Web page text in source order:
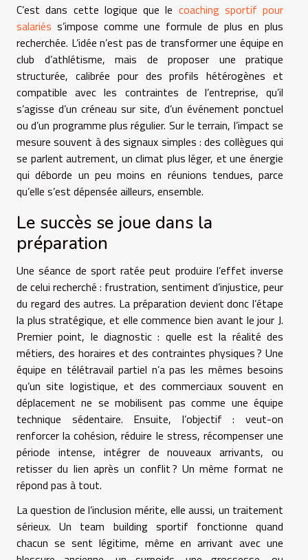
C’est dans cette logique que le coaching sportif pour
salariés s’impose comme une formule de plus en plus
recherchée. L’idée n’est pas de transformer une équipe en
club d’athlétisme, mais de proposer une pratique
structurée, calibrée pour des profils hétérogènes et
compatible avec les contraintes de l’entreprise, qu’il
s’agisse d’un créneau sur site, d’un événement ponctuel
ou d’un programme plus régulier. Sur le terrain, l’impact se
mesure souvent à des signaux simples : des collègues qui
se parlent autrement, un climat plus léger, et une énergie
qui déborde un peu moins en réunions tendues, parce
qu’elle s’est dépensée ailleurs, ensemble.
Le succès se joue dans la
préparation
Une séance de sport ratée peut produire l’effet inverse
de celui recherché : frustration, sentiment d’injustice, peur
du regard des autres. La préparation devient donc l’étape
la plus stratégique, et elle commence bien avant le jour J.
Premier point, le diagnostic : quelle est la réalité des
métiers, des horaires et des contraintes physiques ? Une
équipe en télétravail partiel n’a pas les mêmes besoins
qu’un site logistique, et des commerciaux souvent en
déplacement ne se mobilisent pas comme une équipe
technique sédentaire. Ensuite, l’objectif : veut-on
renforcer la cohésion, réduire le stress, récompenser une
période intense, intégrer de nouveaux arrivants, ou
retisser du lien après un conflit ? Un même format ne
répond pas à tout.
La question de l’inclusion mérite, elle aussi, un traitement
sérieux. Un team building sportif fonctionne quand
chacun se sent légitime, même en arrivant avec une